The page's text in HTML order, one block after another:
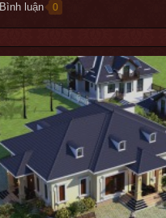
Bình luận 0